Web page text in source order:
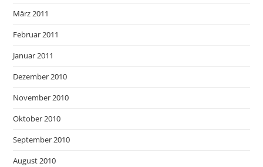
März 2011
Februar 2011
Januar 2011
Dezember 2010
November 2010
Oktober 2010
September 2010
August 2010